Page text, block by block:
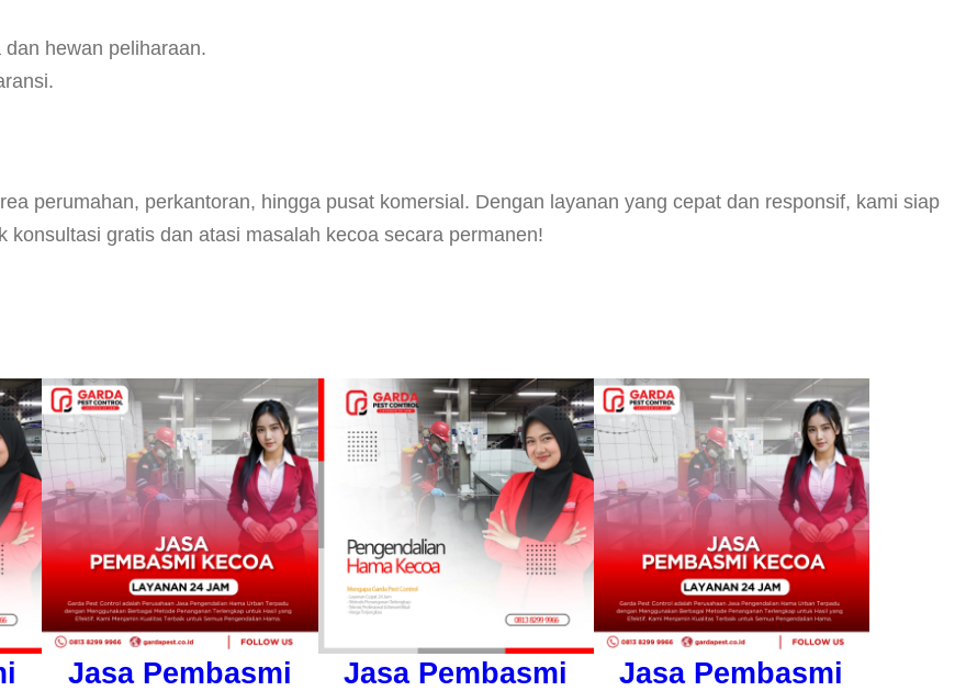
hewan peliharaan.
perumahan, perkantoran, hingga pusat komersial. Dengan layanan yang cepat dan responsif, kami siap
gratis dan atasi masalah kecoa secara permanen!
Jasa Pembasmi
Jasa Pembasmi
Jasa Pembasmi